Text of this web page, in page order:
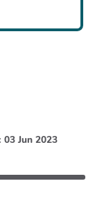
03 Jun 2023